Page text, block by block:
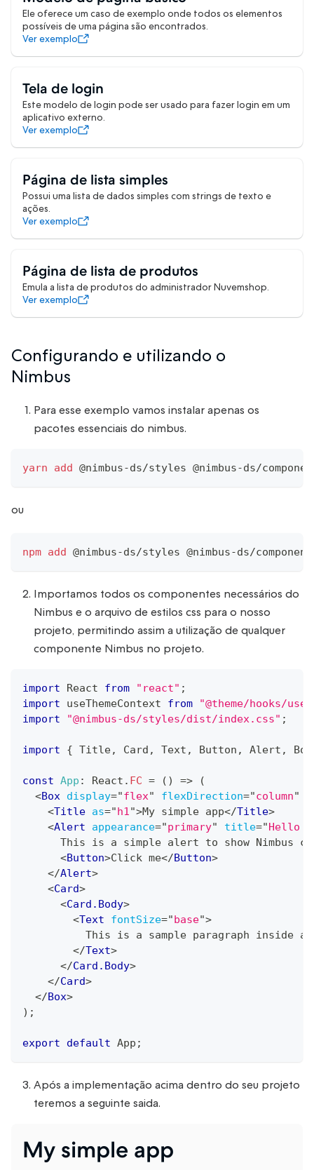
Ele oferece um caso de exemplo onde todos os elementos
possíveis de uma página são encontrados.
Ver exemplo
Tela de login
Este modelo de login pode ser usado para fazer login em um
aplicativo externo.
Ver exemplo
Página de lista simples
Possui uma lista de dados simples com strings de texto e
ações.
Ver exemplo
Página de lista de produtos
Emula a lista de produtos do administrador Nuvemshop.
Ver exemplo
Configurando e utilizando o
Nimbus
Para esse exemplo vamos instalar apenas os
pacotes essenciais do nimbus.
yarn add @nimbus-ds/styles @nimbus-ds/
ou
npm add @nimbus-ds/styles @nimbus-ds/
Importamos todos os componentes necessários do
Nimbus e o arquivo de estilos css para o nosso
projeto, permitindo assim a utilização de qualquer
componente Nimbus no projeto.
import React from "react" ;
import
useThemeContext from
"@theme/hooks/
import
"@nimbus-ds/styles/dist/index.css" ;
import { Title, Card , Text , Button , Alert , Box
const App : React . FC = ( ) =>
(
<Box display="flex" flexDirection="column"
<Title as="h1">My simple app</Title>
<Alert appearance="primary" title="Hello
This is a simple alert to show Nimbus
<Button>Click me</Button>
</Alert>
<Card>
<Card.Body>
<Text fontSize="base">
This is a sample paragraph inside a
</Text>
</Card.Body>
</Card>
</Box>
) ;
export default App ;
Após a implementação acima dentro do seu projeto
teremos a seguinte saida.
My simple app